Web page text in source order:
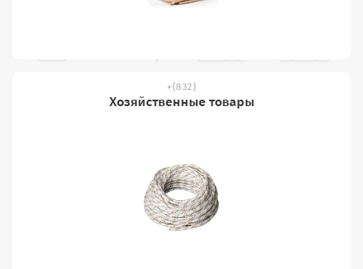
(832)
Хозяйственные товары